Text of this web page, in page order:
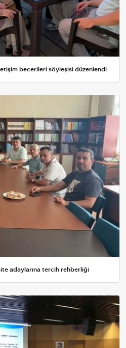
becerileri söyleşisi düzenlendi
adaylarına tercih rehberliği